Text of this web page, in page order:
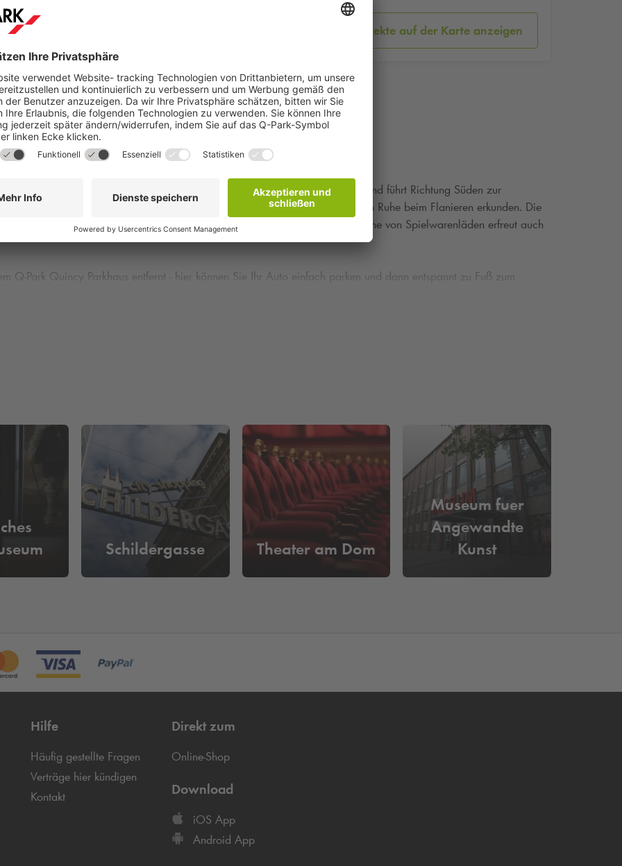
Parkobjekte auf der Karte anzeigen
Einkaufsstraßen Kölns. Sie beginnt in unmittelbarer Nähe zum Dom und führt Richtung Süden zur
gestaltet. So können Sie die vielfältigen Einkaufsmöglichkeiten in Ruhe beim Flanieren erkunden. Die
für Bekleidung, Schmuck und Elektronik bis hin zu Souvenirshops. Eine Reihe von Spielwarenläden erfreut auch
Q-Park Quincy Parkhaus entfernt - hier können Sie Ihr Auto einfach parken und dann entspannt zu Fuß zum
Köln – im
Schildergasse Theater am Dom
Museum fuer
Angewandte
Kunst
Hilfe
Häufig gestellte Fragen
Verträge hier kündigen
Kontakt
Direkt zum
Online-Shop
Download
iOS App
Android App